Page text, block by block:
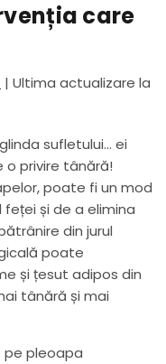
care
| Ultima actualizare la
sufletului… ei
o privire tânără!
poate fi un mod
și de a elimina
din jurul
poate
și țesut adipos din
tânără și mai
pleoapa